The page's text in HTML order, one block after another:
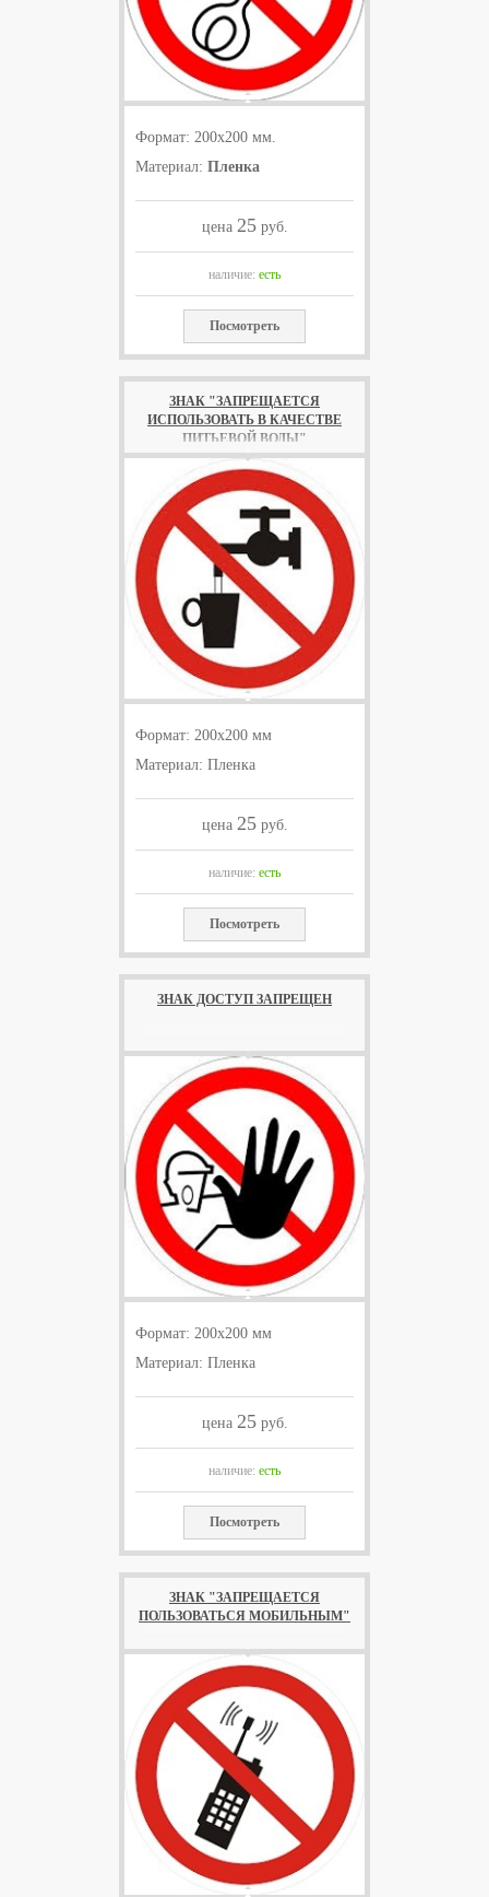
Формат: 200x200 мм.
Материал: Пленка
цена 25руб.
наличие: есть
Посмотреть
ЗНАК "ЗАПРЕЩАЕТСЯ
ИСПОЛЬЗОВАТЬ В КАЧЕСТВЕ
ПИТЬЕВОЙ ВОДЫ"
Формат: 200x200 мм
Материал: Пленка
цена 25руб.
наличие: есть
Посмотреть
ЗНАК ДОСТУП ЗАПРЕЩЕН
Формат: 200x200 мм
Материал: Пленка
цена 25руб.
наличие: есть
Посмотреть
ЗНАК "ЗАПРЕЩАЕТСЯ
ПОЛЬЗОВАТЬСЯ МОБИЛЬНЫМ"